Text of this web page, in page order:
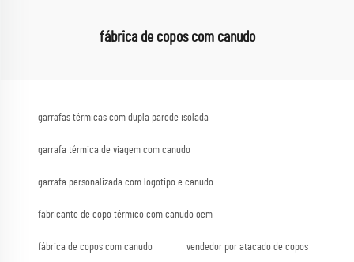
fábrica de copos com canudo
garrafas térmicas com dupla parede isolada
garrafa térmica de viagem com canudo
garrafa personalizada com logotipo e canudo
fabricante de copo térmico com canudo oem
fábrica de copos com canudo vendedor por atacado de copos